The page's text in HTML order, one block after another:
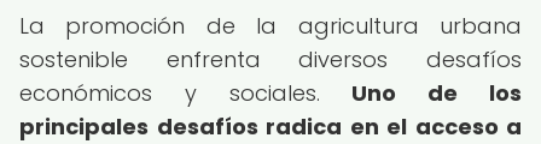
La promoción de la agricultura urbana
sostenible enfrenta diversos desafíos
económicos y sociales. Uno de los
principales desafíos radica en el acceso a